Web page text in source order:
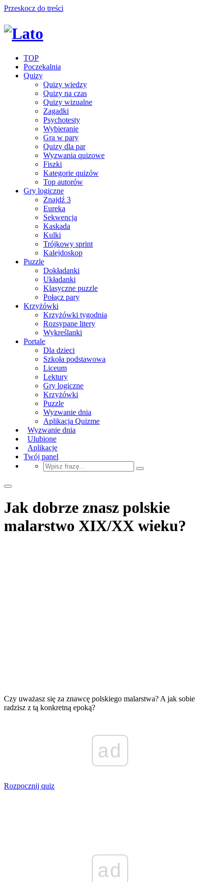
Przeskocz do treści
TOP
Poczekalnia
Quizy
Quizy wiedzy
Quizy na czas
Quizy wizualne
Zagadki
Psychotesty
Wybieranie
Gra w pary
Quizy dla par
Wyzwania quizowe
Fiszki
Kategorie quizów
Top autorów
Gry logiczne
Znajdź 3
Eureka
Sekwencja
Kaskada
Kulki
Trójkowy sprint
Kalejdoskop
Puzzle
Dokładanki
Układanki
Klasyczne puzzle
Połącz pary
Krzyżówki
Krzyżówki tygodnia
Rozsypane litery
Wykreślanki
Portale
Dla dzieci
Szkoła podstawowa
Liceum
Lektury
Gry logiczne
Krzyżówki
Puzzle
Wyzwanie dnia
Aplikacja Quizme
Wyzwanie dnia
Ulubione
Aplikacje
Twój panel
Jak dobrze znasz polskie
malarstwo XIX/XX wieku?
Czy uważasz się za znawcę polskiego malarstwa? A jak sobie
radzisz z tą konkretną epoką?
ad
Rozpocznij quiz
ad